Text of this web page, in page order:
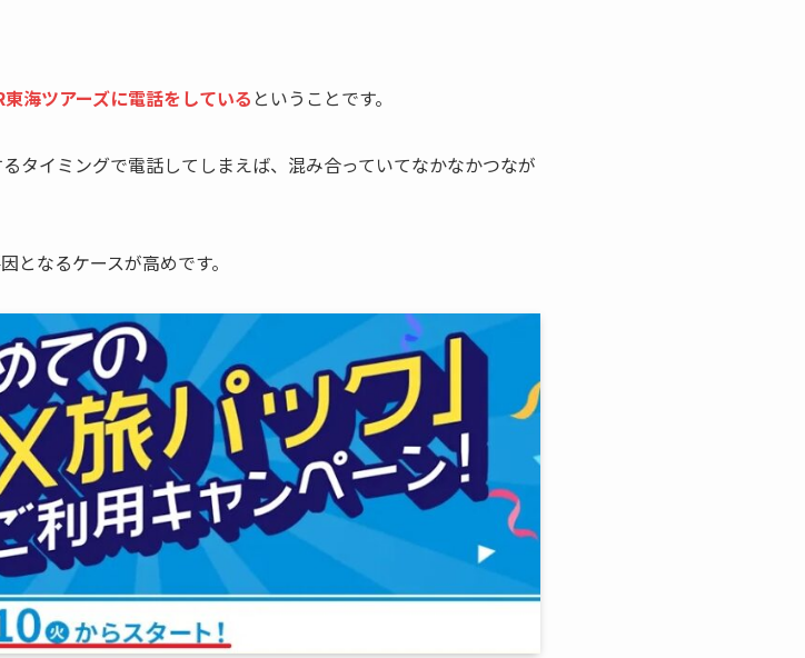
海ツアーズに電話をしている ということです。
タイミングで電話してしまえば、混み合っていてなかなかつなが
となるケースが高めです。